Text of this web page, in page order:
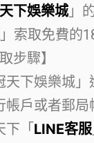
下娛樂城」
」索取免費的
步驟】
天下娛樂城
帳戶或者郵局
下「 LINE客服